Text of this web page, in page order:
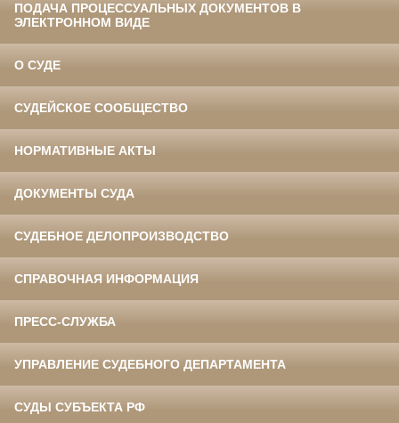
ПОДАЧА ПРОЦЕССУАЛЬНЫХ ДОКУМЕНТОВ В
ЭЛЕКТРОННОМ ВИДЕ
О СУДЕ
СУДЕЙСКОЕ СООБЩЕСТВО
НОРМАТИВНЫЕ АКТЫ
ДОКУМЕНТЫ СУДА
СУДЕБНОЕ ДЕЛОПРОИЗВОДСТВО
СПРАВОЧНАЯ ИНФОРМАЦИЯ
ПРЕСС-СЛУЖБА
УПРАВЛЕНИЕ СУДЕБНОГО ДЕПАРТАМЕНТА
СУДЫ СУБЪЕКТА РФ